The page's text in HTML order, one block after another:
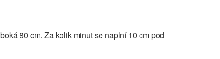
80 cm. Za kolik minut se naplní 10 cm pod